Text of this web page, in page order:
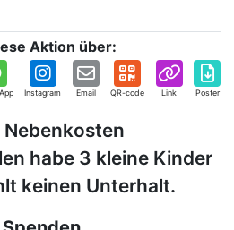
Aktion über:
Instagram Email QR-code Link Poster
habe 3 kleine Kinder
keinen Unterhalt.